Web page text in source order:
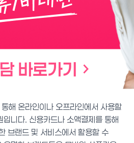
해 온라인이나 오프라인에서 사용할
니다. 신용카드나 소액결제를 통해
브랜드 및 서비스에서 활용할 수